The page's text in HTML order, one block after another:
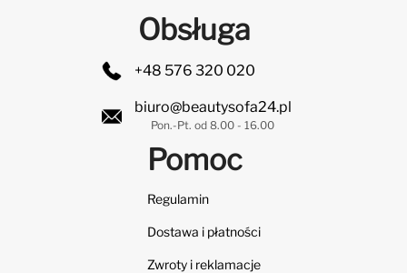
Obsługa
+48 576 320 020
biuro@beautysofa24.pl
Pon.-Pt. od 8.00 - 16.00
Pomoc
Regulamin
Dostawa i płatności
Zwroty i reklamacje